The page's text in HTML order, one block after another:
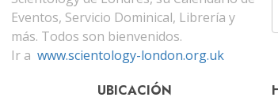
Eventos, Servicio Dominical, Librería y
más. Todos son bienvenidos.
Ir a www.scientology-london.org.uk
UBICACIÓN